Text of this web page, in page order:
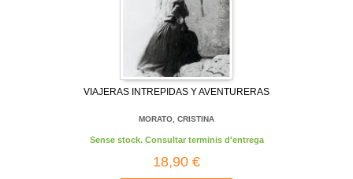
VIAJERAS INTREPIDAS Y AVENTURERAS
MORATO, CRISTINA
Sense stock. Consultar terminis d'entrega
18,90 €